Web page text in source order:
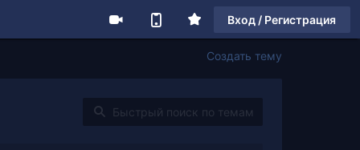
Вход / Регистрация
Создать тему